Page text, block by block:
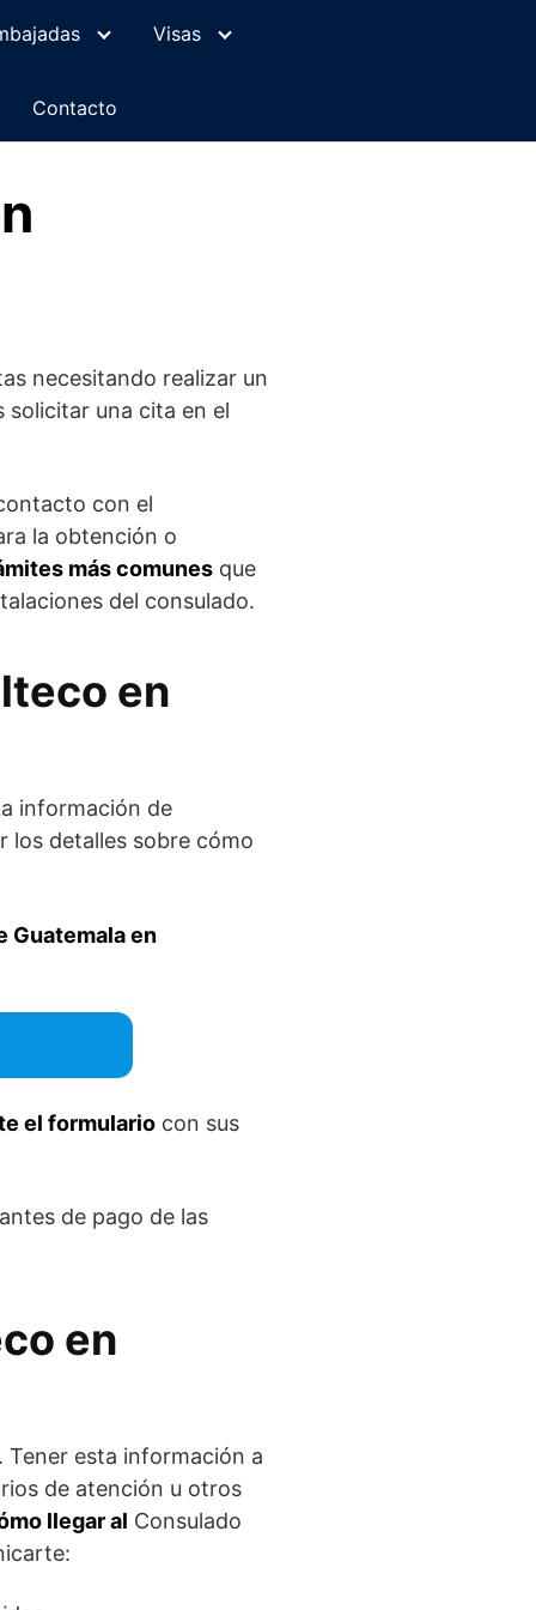
Visas
Contacto
necesitando realizar un
solicitar una cita en el
con el
la obtención o
más comunes que
del consulado.
en
información de
los detalles sobre cómo
Guatemala en
el formulario con sus
de pago de las
en
Tener esta información a
de atención u otros
llegar al Consulado